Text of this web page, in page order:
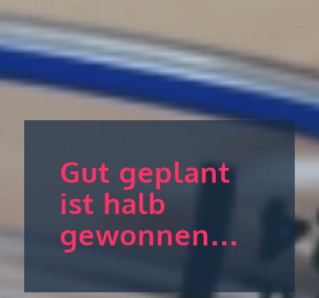
Gut geplant
ist halb
gewonnen…